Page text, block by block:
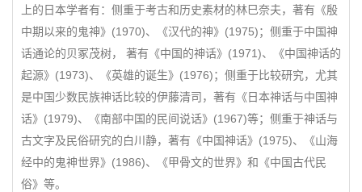
上的日本学者有：侧重于考古和历史素材的林巳奈夫，著有《殷
中期以来的鬼神》(1970)、《汉代的神》(1975)；侧重于中国神
话通论的贝冢茂树， 著有《中国的神话》(1971)、《中国神话的
起源》(1973)、《英雄的诞生》(1976)；侧重于比较研究，尤其
是中国少数民族神话比较的伊藤清司，著有《日本神话与中国神
话》(1979)、《南部中国的民间说话》(1967)等；侧重于神话与
古文字及民俗研究的白川静，著有《中国神话》(1975)、《山海
经中的鬼神世界》(1986)、《甲骨文的世界》和《中国古代民
俗》等。